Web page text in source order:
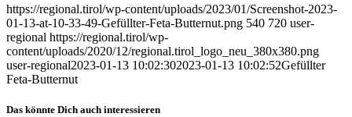
https://regional.tirol/wp-content/uploads/2023/01/Screenshot-2023-
01-13-at-10-33-49-Gefüllter-Feta-Butternut.png 540 720 user-
regional https://regional.tirol/wp-
content/uploads/2020/12/regional.tirol_logo_neu_380x380.png
user-regional2023-01-13 10:02:302023-01-13 10:02:52Gefüllter
Feta-Butternut
Das könnte Dich auch interessieren